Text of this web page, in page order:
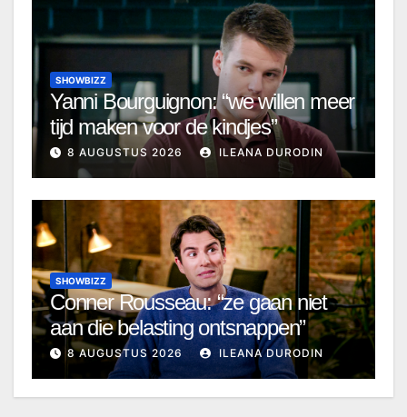
SHOWBIZZ
Yanni Bourguignon: “we willen meer
tijd maken voor de kindjes”
8 AUGUSTUS 2026 ILEANA DURODIN
SHOWBIZZ
Conner Rousseau: “ze gaan niet
aan die belasting ontsnappen”
8 AUGUSTUS 2026 ILEANA DURODIN